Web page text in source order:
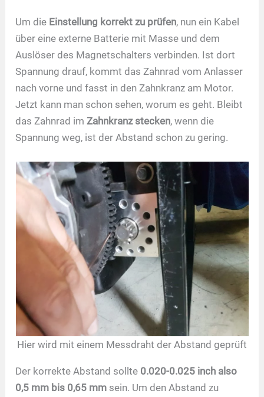
Um die Einstellung korrekt zu prüfen, nun ein Kabel
über eine externe Batterie mit Masse und dem
Auslöser des Magnetschalters verbinden. Ist dort
Spannung drauf, kommt das Zahnrad vom Anlasser
nach vorne und fasst in den Zahnkranz am Motor.
Jetzt kann man schon sehen, worum es geht. Bleibt
das Zahnrad im Zahnkranz stecken, wenn die
Spannung weg, ist der Abstand schon zu gering.
Hier wird mit einem Messdraht der Abstand geprüft
Der korrekte Abstand sollte 0.020-0.025 inch also
0,5 mm bis 0,65 mm sein. Um den Abstand zu